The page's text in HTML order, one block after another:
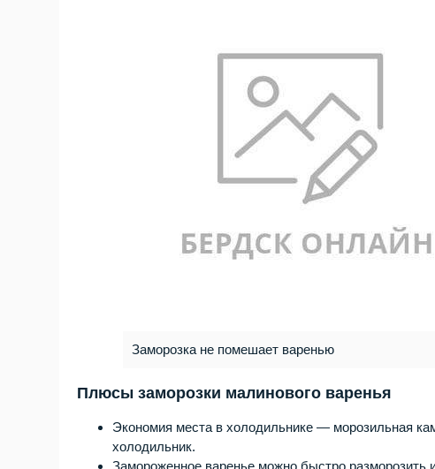
Заморозка не помешает варенью
Плюсы заморозки малинового варенья
Экономия места в холодильнике — морозильная
холодильник.
Замороженное варенье можно быстро разморозить